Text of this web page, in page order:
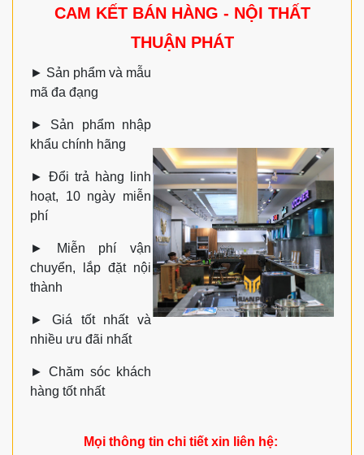
CAM KẾT BÁN HÀNG - NỘI THẤT
THUẬN PHÁT
► Sản phẩm và mẫu
mã đa đạng
► Sản phẩm nhập
khẩu chính hãng
► Đổi trả hàng linh
hoạt, 10 ngày miễn
phí
►
Miễn phí vận
chuyển, lắp đặt nội
thành
► Giá tốt nhất và
nhiều ưu đãi nhất
►Chăm sóc khách
hàng tốt nhất
Mọi thông tin chi tiết xin liên hệ: